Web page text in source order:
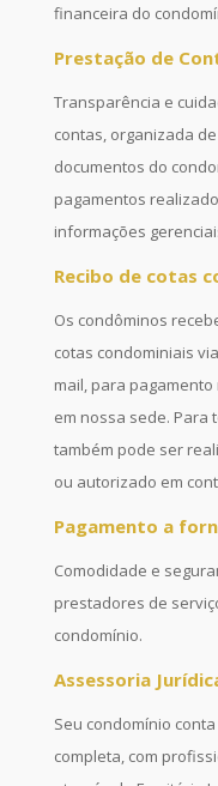
financeira do
Prestação de
Transparência e
contas, organizada
documentos do
pagamentos
informações
Recibo de cotas
Os condôminos
cotas condominiais
mail, para
em nossa sede. Para
também pode ser
ou autorizado em
Pagamento a
Comodidade e
prestadores de
condomínio.
Assessoria
Seu condomínio
completa, com